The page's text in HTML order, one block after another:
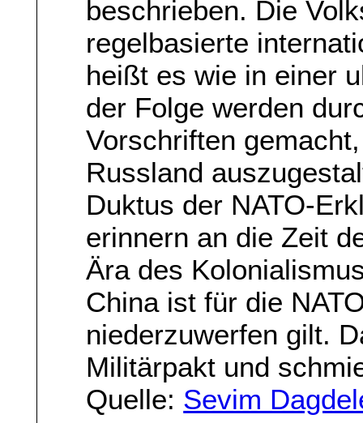
beschrieben. Die
regelbasierte
heißt es wie in einer
der Folge werden
Vorschriften
Russland
Duktus der NATO-
erinnern an die Zeit
Ära des
China ist für die
niederzuwerfen gilt.
Militärpakt und
Quelle: Sevim